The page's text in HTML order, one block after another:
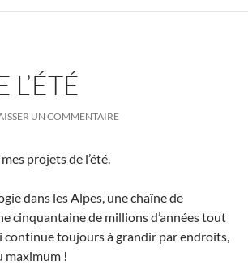
L’ÉTÉ
UN COMMENTAIRE
projets de l’été.
dans les Alpes, une chaîne de
cinquantaine de millions d’années tout
continue toujours à grandir par endroits,
maximum !